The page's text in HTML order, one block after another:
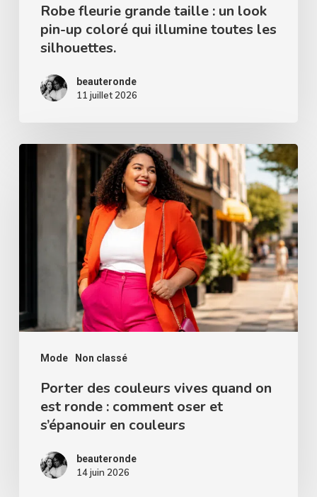
illumine
toutes
silhouettes.
Robe fleurie grande taille : un look
pin-up coloré qui illumine toutes les
silhouettes.
beauteronde
11 juillet 2026
Mode Non classé
ronde
:
comment
s’épanouir
couleurs
Porter des couleurs vives quand on
est ronde : comment oser et
s’épanouir en couleurs
beauteronde
14 juin 2026